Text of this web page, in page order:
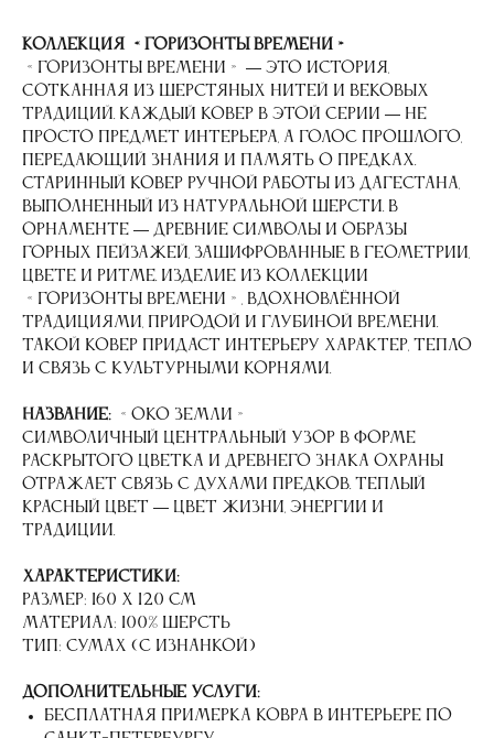
Коллекция «Горизонты времени»
«Горизонты времени» — это история,
сотканная из шерстяных нитей и вековых
традиций. Каждый ковер в этой серии — не
просто предмет интерьера, а голос прошлого,
передающий знания и память о предках.
Старинный ковер ручной работы из Дагестана,
выполненный из натуральной шерсти. В
орнаменте — древние символы и образы
горных пейзажей, зашифрованные в геометрии,
цвете и ритме. Изделие из коллекции
«Горизонты времени», вдохновлённой
традициями, природой и глубиной времени.
Такой ковер придаст интерьеру характер, тепло
и связь с культурными корнями.
Название: «Око Земли»
Символичный центральный узор в форме
раскрытого цветка и древнего знака охраны
отражает связь с духами предков. Теплый
красный цвет — цвет жизни, энергии и
традиции.
Характеристики:
Размер: 160 х 120 см
Материал: 100% шерсть
Тип: Сумах (с изнанкой)
Дополнительные услуги:
Бесплатная примерка ковра в интерьере по